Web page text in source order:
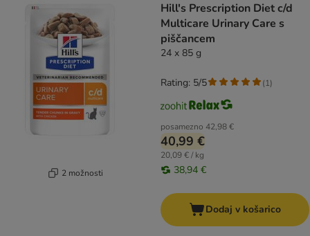
2 možnosti
Hill's Prescription Diet c/d
Multicare Urinary Care s
piščancem
24 x 85 g
posamezno 42,98 €
40,99 €
20,09 € / kg
38,94 €
Rating: 5/5 (1)
Dodaj v košarico